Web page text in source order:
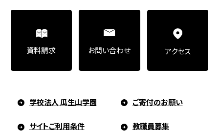
学校法人 瓜生山学園 ご寄付のお願い
サイトご利用条件 教職員募集
資料請求 お問い合わせ アクセス